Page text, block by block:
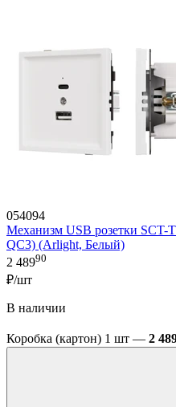
054094
Механизм USB розетки
QC3) (Arlight, Белый)
2 48990
₽/шт
В наличии
Коробка (картон) 1 шт — 2